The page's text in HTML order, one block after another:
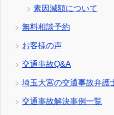
素因減額について
無料相談予約
お客様の声
交通事故Q&A
埼玉大宮の交通事故弁護
交通事故解決事例一覧